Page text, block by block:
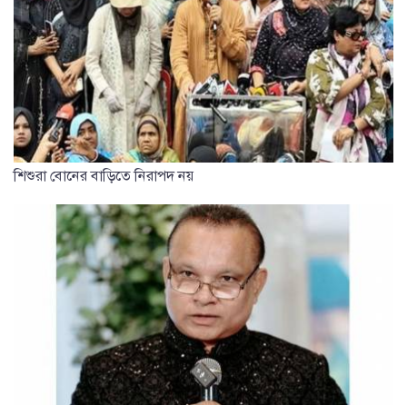
শিশুরা বোনের বাড়িতে নিরাপদ নয়